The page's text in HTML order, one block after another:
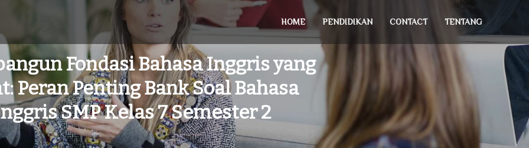
HOME PENDIDIKAN CONTACT TENTANG
Fondasi Bahasa Inggris yang
Peran Penting Bank Soal Bahasa
SMP Kelas 7 Semester 2